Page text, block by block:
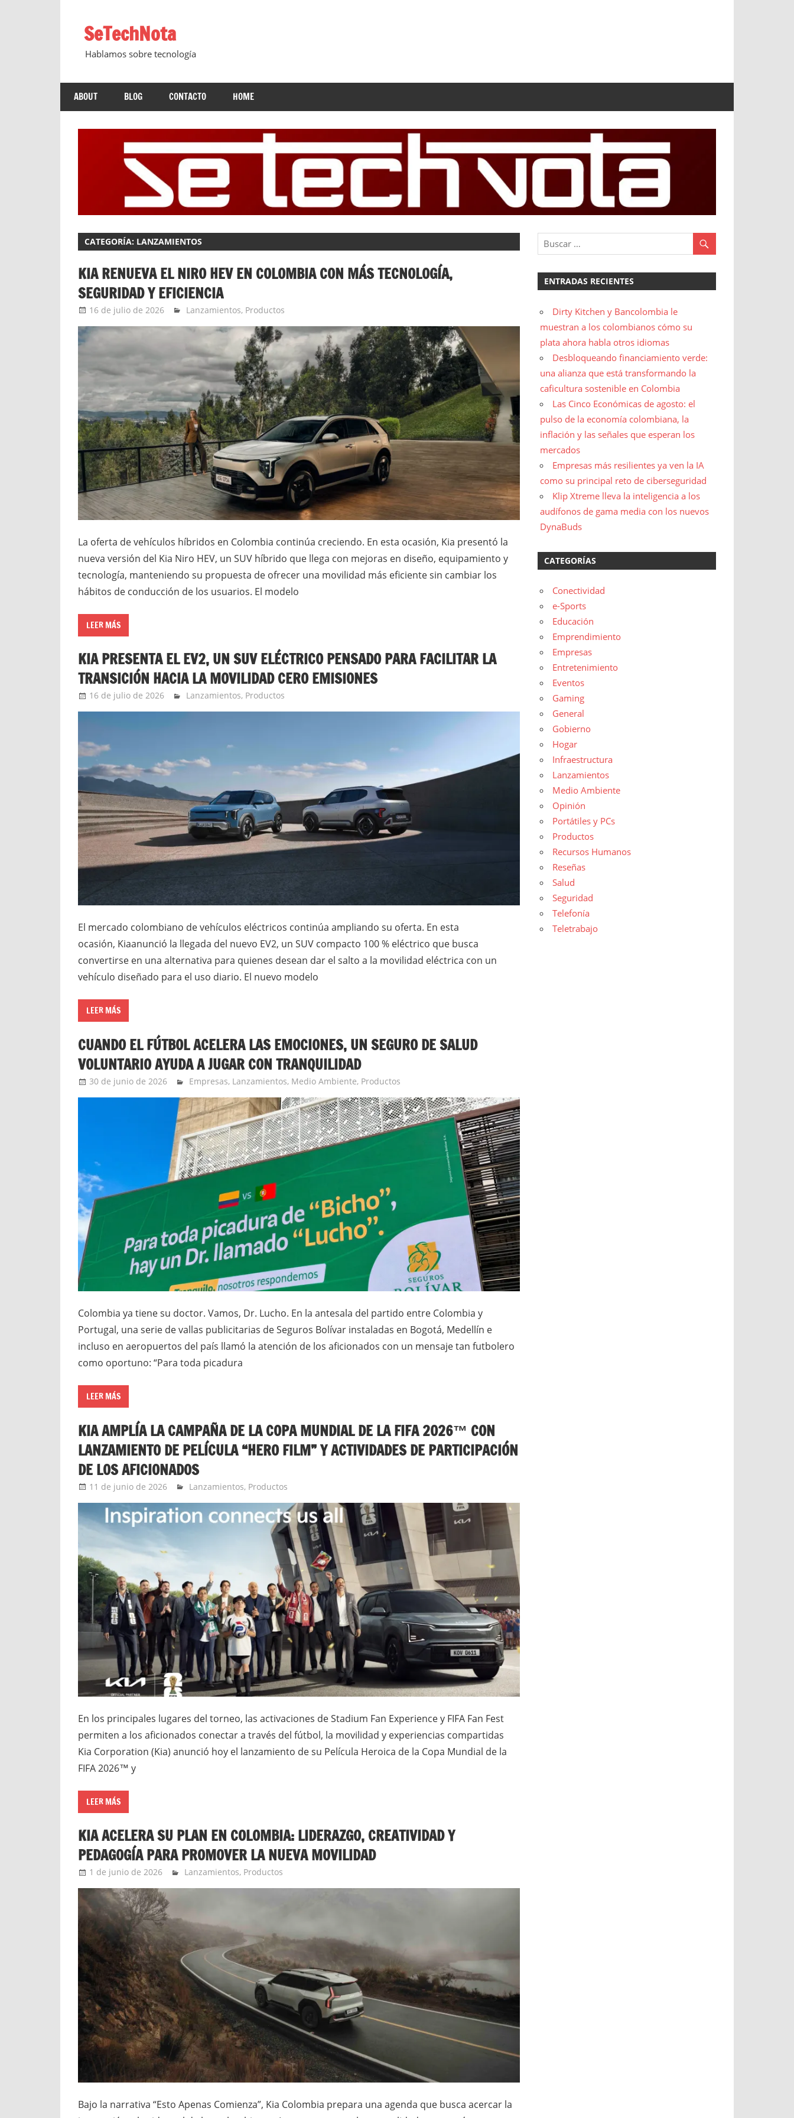
contenidoSeTechNota
Hablamos sobre tecnología
ABOUT BLOG CONTACTO HOME
CATEGORÍA: LANZAMIENTOS
KIA RENUEVA EL NIRO HEV EN COLOMBIA CON MÁS TECNOLOGÍA,
SEGURIDAD Y EFICIENCIA
16 de julio de 2026 Ernesto Herrera
Lanzamientos, Productos
La oferta de vehículos híbridos en Colombia continúa creciendo. En esta ocasión, Kia presentó la
nueva versión del Kia Niro HEV, un SUV híbrido que llega con mejoras en diseño, equipamiento y
tecnología, manteniendo su propuesta de ofrecer una movilidad más eficiente sin cambiar los
hábitos de conducción de los usuarios. El modelo
LEER MÁS
KIA PRESENTA EL EV2, UN SUV ELÉCTRICO PENSADO PARA FACILITAR LA
TRANSICIÓN HACIA LA MOVILIDAD CERO EMISIONES
16 de julio de 2026 Ernesto Herrera
Lanzamientos, Productos
El mercado colombiano de vehículos eléctricos continúa ampliando su oferta. En esta
ocasión, Kiaanunció la llegada del nuevo EV2, un SUV compacto 100 % eléctrico que busca
convertirse en una alternativa para quienes desean dar el salto a la movilidad eléctrica con un
vehículo diseñado para el uso diario. El nuevo modelo
LEER MÁS
CUANDO EL FÚTBOL ACELERA LAS EMOCIONES, UN SEGURO DE SALUD
VOLUNTARIO AYUDA A JUGAR CON TRANQUILIDAD
30 de junio de 2026 Ernesto Herrera
Empresas, Lanzamientos, Medio Ambiente, Productos
Colombia ya tiene su doctor. Vamos, Dr. Lucho. En la antesala del partido entre Colombia y
Portugal, una serie de vallas publicitarias de Seguros Bolívar instaladas en Bogotá, Medellín e
incluso en aeropuertos del país llamó la atención de los aficionados con un mensaje tan futbolero
como oportuno: “Para toda picadura
LEER MÁS
KIA AMPLÍA LA CAMPAÑA DE LA COPA MUNDIAL DE LA FIFA 2026™ CON
LANZAMIENTO DE PELÍCULA “HERO FILM” Y ACTIVIDADES DE PARTICIPACIÓN
DE LOS AFICIONADOS
11 de junio de 2026 Ernesto Herrera
Lanzamientos, Productos
En los principales lugares del torneo, las activaciones de Stadium Fan Experience y FIFA Fan Fest
permiten a los aficionados conectar a través del fútbol, la movilidad y experiencias compartidas
Kia Corporation (Kia) anunció hoy el lanzamiento de su Película Heroica de la Copa Mundial de la
FIFA 2026™ y
LEER MÁS
KIA ACELERA SU PLAN EN COLOMBIA: LIDERAZGO, CREATIVIDAD Y
PEDAGOGÍA PARA PROMOVER LA NUEVA MOVILIDAD
1 de junio de 2026 Ernesto Herrera
Lanzamientos, Productos
Bajo la narrativa “Esto Apenas Comienza”, Kia Colombia prepara una agenda que busca acercar la
ENTRADAS RECIENTES
Dirty Kitchen y Bancolombia le
muestran a los colombianos cómo su
plata ahora habla otros idiomas
Desbloqueando financiamiento verde:
una alianza que está transformando la
caficultura sostenible en Colombia
Las Cinco Económicas de agosto: el
pulso de la economía colombiana, la
inflación y las señales que esperan los
mercados
Empresas más resilientes ya ven la IA
como su principal reto de ciberseguridad
Klip Xtreme lleva la inteligencia a los
audífonos de gama media con los nuevos
DynaBuds
CATEGORÍAS
Conectividad
e-Sports
Educación
Emprendimiento
Empresas
Entretenimiento
Eventos
Gaming
General
Gobierno
Hogar
Infraestructura
Lanzamientos
Medio Ambiente
Opinión
Portátiles y PCs
Productos
Recursos Humanos
Reseñas
Salud
Seguridad
Telefonía
Teletrabajo